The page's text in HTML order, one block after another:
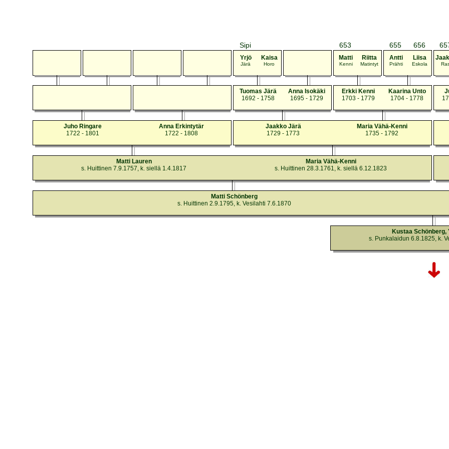
Sipi 653 655 656
Yrjö
Järä
Kaisa
Horo
Matti
Kenni
Riitta
Matintyt
Antti
Prähti
Liisa
Eskola
Tuomas Järä
1692 - 1758
Anna Isokäki
1695 - 1729
Erkki Kenni
1703 - 1779
Kaarina Unto
1704 - 1778
Juho Ringare
1722 - 1801
Anna Erkintytär
1722 - 1808
Jaakko Järä
1729 - 1773
Maria Vähä-Kenni
1735 - 1792
Matti Lauren
s. Huittinen 7.9.1757, k. siellä 1.4.1817
Maria Vähä-Kenni
s. Huittinen 28.3.1761, k. siellä 6.12.1823
Matti Schönberg
s. Huittinen 2.9.1795, k. Vesilahti 7.6.1870
Kustaa Schönberg,
s. Punkalaidun 6.8.1825, k.